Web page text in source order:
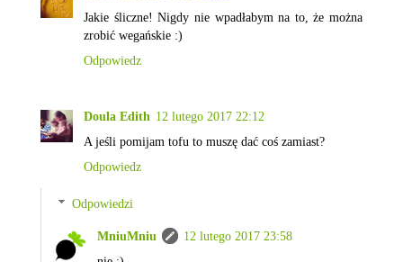
Jakie śliczne! Nigdy nie wpadłabym na to, że można
zrobić wegańskie :)
Odpowiedz
Doula Edith 12 lutego 2017 22:12
A jeśli pomijam tofu to muszę dać coś zamiast?
Odpowiedz
Odpowiedzi
MniuMniu
12 lutego 2017 23:58